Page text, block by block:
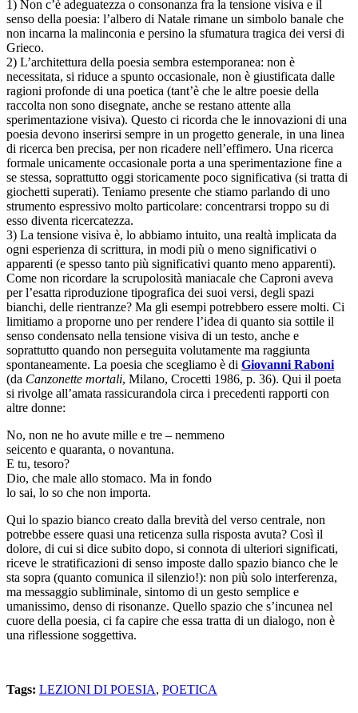
1) Non c’è adeguatezza o consonanza fra la tensione visiva e il
senso della poesia: l’albero di Natale rimane un simbolo banale che
non incarna la malinconia e persino la sfumatura tragica dei versi di
Grieco.
2) L’architettura della poesia sembra estemporanea: non è
necessitata, si riduce a spunto occasionale, non è giustificata dalle
ragioni profonde di una poetica (tant’è che le altre poesie della
raccolta non sono disegnate, anche se restano attente alla
sperimentazione visiva). Questo ci ricorda che le innovazioni di una
poesia devono inserirsi sempre in un progetto generale, in una linea
di ricerca ben precisa, per non ricadere nell’effimero. Una ricerca
formale unicamente occasionale porta a una sperimentazione fine a
se stessa, soprattutto oggi storicamente poco significativa (si tratta di
giochetti superati). Teniamo presente che stiamo parlando di uno
strumento espressivo molto particolare: concentrarsi troppo su di
esso diventa ricercatezza.
3) La tensione visiva è, lo abbiamo intuito, una realtà implicata da
ogni esperienza di scrittura, in modi più o meno significativi o
apparenti (e spesso tanto più significativi quanto meno apparenti).
Come non ricordare la scrupolosità maniacale che Caproni aveva
per l’esatta riproduzione tipografica dei suoi versi, degli spazi
bianchi, delle rientranze? Ma gli esempi potrebbero essere molti. Ci
limitiamo a proporne uno per rendere l’idea di quanto sia sottile il
senso condensato nella tensione visiva di un testo, anche e
soprattutto quando non perseguita volutamente ma raggiunta
spontaneamente. La poesia che scegliamo è di Giovanni Raboni
(da Canzonette mortali, Milano, Crocetti 1986, p. 36). Qui il poeta
si rivolge all’amata rassicurandola circa i precedenti rapporti con
altre donne:
No, non ne ho avute mille e tre – nemmeno
seicento e quaranta, o novantuna.
E tu, tesoro?
Dio, che male allo stomaco. Ma in fondo
lo sai, lo so che non importa.
Qui lo spazio bianco creato dalla brevità del verso centrale, non
potrebbe essere quasi una reticenza sulla risposta avuta? Così il
dolore, di cui si dice subito dopo, si connota di ulteriori significati,
riceve le stratificazioni di senso imposte dallo spazio bianco che le
sta sopra (quanto comunica il silenzio!): non più solo interferenza,
ma messaggio subliminale, sintomo di un gesto semplice e
umanissimo, denso di risonanze. Quello spazio che s’incunea nel
cuore della poesia, ci fa capire che essa tratta di un dialogo, non è
una riflessione soggettiva.
Tags: LEZIONI DI POESIA, POETICA